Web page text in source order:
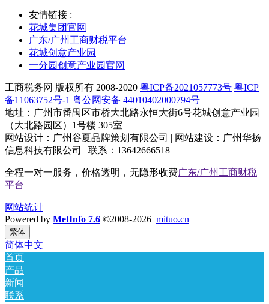
友情链接 :
花城集团官网
广东/广州工商财税平台
花城创意产业园
一分园创意产业园官网
工商税务网 版权所有 2008-2020 粤ICP备2021057773号 粤ICP
备11063752号-1 粤公网安备 44010402000794号
地址：广州市番禺区市桥大北路永恒大街6号花城创意产业园
（大北路园区）1号楼 305室
网站设计：广州谷夏品牌策划有限公司 | 网站建设：广州华扬
信息科技有限公司 | 联系：13642666518
全程一对一服务，价格透明，无隐形收费广东/广州工商财税
平台
网站统计
Powered by MetInfo 7.6 ©2008-2026 mituo.cn
繁体
简体中文
首页
产品
新闻
联系